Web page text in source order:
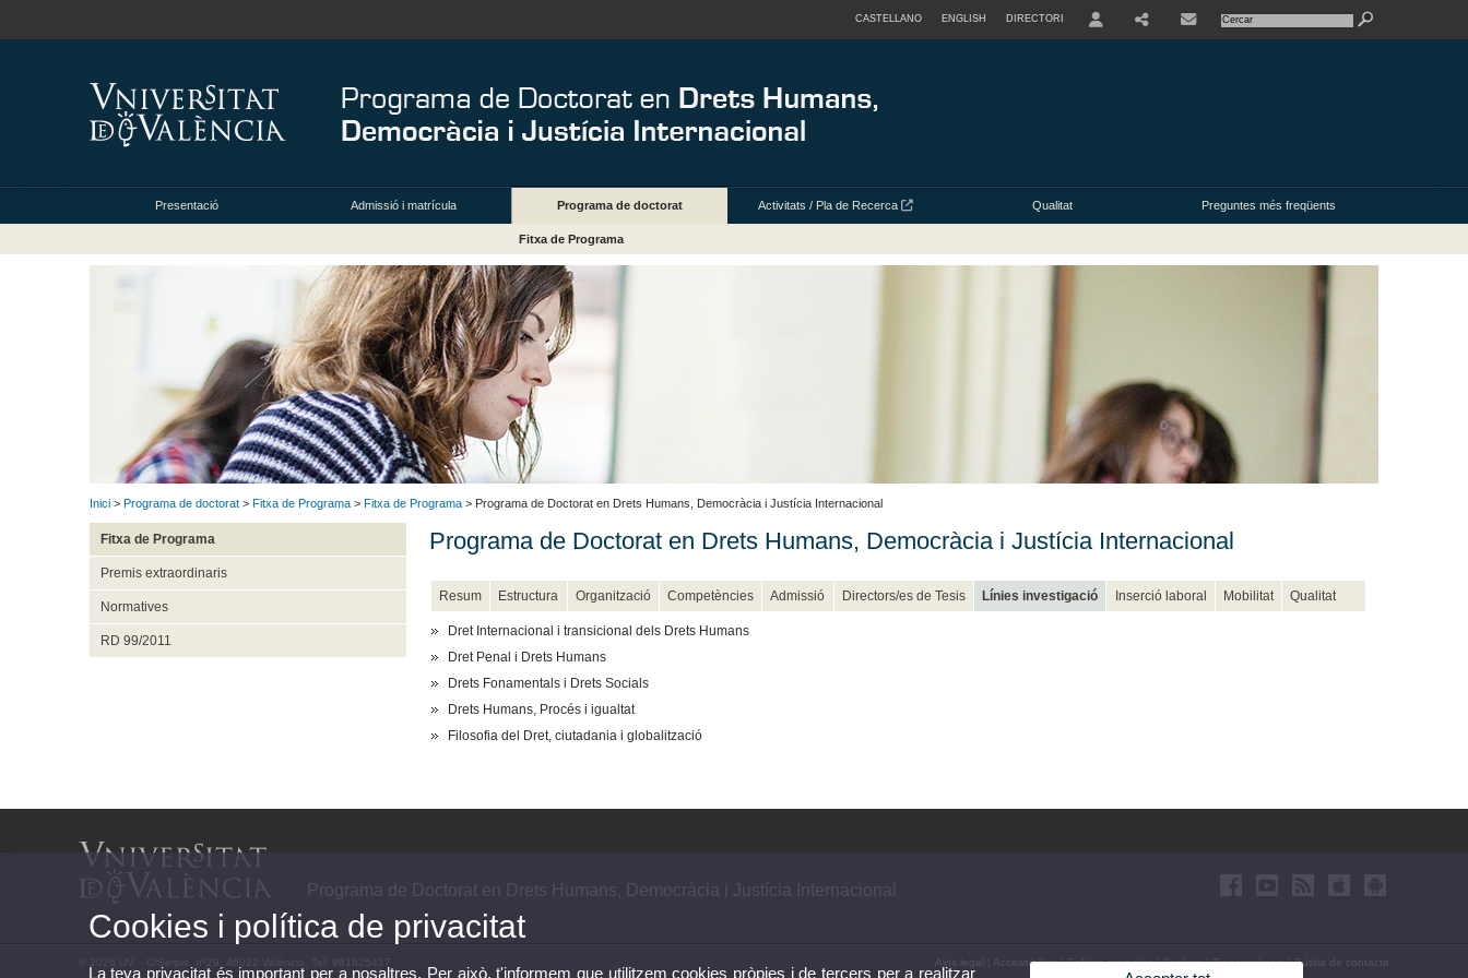
CASTELLANO ENGLISH DIRECTORI
Presentació Admissió i matrícula Programa de doctorat Activitats / Pla de Recerca Qualitat Preguntes més freqüents
Fitxa de Programa
Inici > Programa de doctorat > Fitxa de Programa > Fitxa de Programa > Programa de Doctorat en Drets Humans, Democràcia i Justícia Internacional
Fitxa de Programa
Premis extraordinaris
Normatives
RD 99/2011
Programa de Doctorat en Drets Humans, Democràcia i Justícia Internacional
Resum Estructura Organització Competències Admissió Directors/es de Tesis Línies investigació Inserció laboral Mobilitat Qualitat
Dret Internacional i transicional dels Drets Humans
Dret Penal i Drets Humans
Drets Fonamentals i Drets Socials
Drets Humans, Procés i igualtat
Filosofia del Dret, ciutadania i globalització
Programa de Doctorat en Drets Humans, Democràcia i Justícia Internacional
© 2026 UV. - C/Serpis, nº29. 46022 València. Tel: 961625417 Avís legal Accessibilitat|Política privacitat|Cookies|Transparència|Bústia de contacte
Cookies i política de privacitat
La teva privacitat és important per a nosaltres. Per això, t'informem que utilitzem cookies pròpies i de tercers per a realitzar